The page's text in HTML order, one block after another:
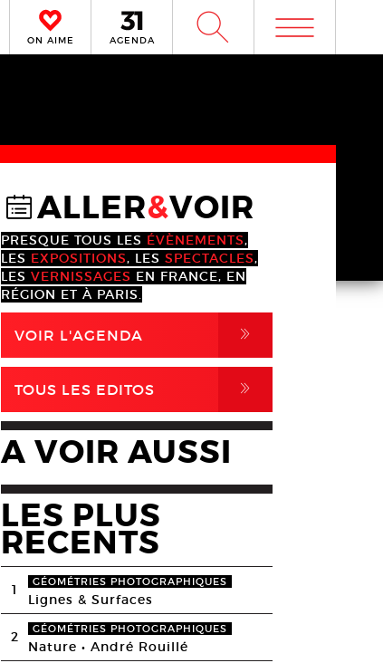
ON AIME AGENDA W m
@ALLER&VOIR
PRESQUE TOUS LES ÉVÈNEMENTS,
LES EXPOSITIONS, LES SPECTACLES,
LES VERNISSAGES EN FRANCE, EN
RÉGION ET À PARIS.
VOIR L'AGENDA ,
TOUS LES EDITOS ,
A VOIR AUSSI
LES PLUS
RECENTS
1 GÉOMÉTRIES PHOTOGRAPHIQUES
Lignes & Surfaces
2 GÉOMÉTRIES PHOTOGRAPHIQUES
Nature • André Rouillé